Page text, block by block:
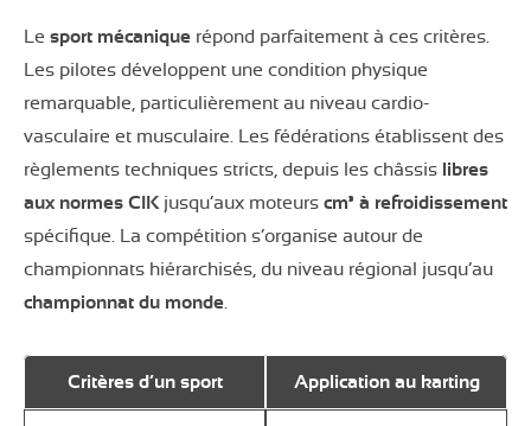
Le sport mécanique répond parfaitement à ces critères.
Les pilotes développent une condition physique
remarquable, particulièrement au niveau cardio-
vasculaire et musculaire. Les fédérations établissent des
règlements techniques stricts, depuis les châssis libres
aux normes CIK jusqu’aux moteurs cm³ à refroidissement
spécifique. La compétition s’organise autour de
championnats hiérarchisés, du niveau régional jusqu’au
championnat du monde
Critères d’un sport Application au karting